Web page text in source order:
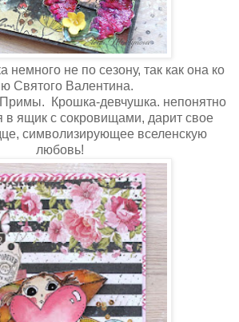
немного не по сезону, так как она ко
Святого Валентина.
Крошка-девчушка. непонятно
в ящик с сокровищами, дарит свое
символизирующее вселенскую
любовь!